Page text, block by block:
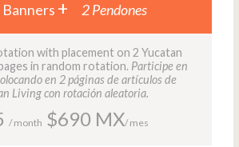
2 Pendones
with placement on 2 Yucatan
in random rotation. Participe en
en 2 páginas de artículos de
Living con rotación aleatoria.
/ month $690 MX/ mes